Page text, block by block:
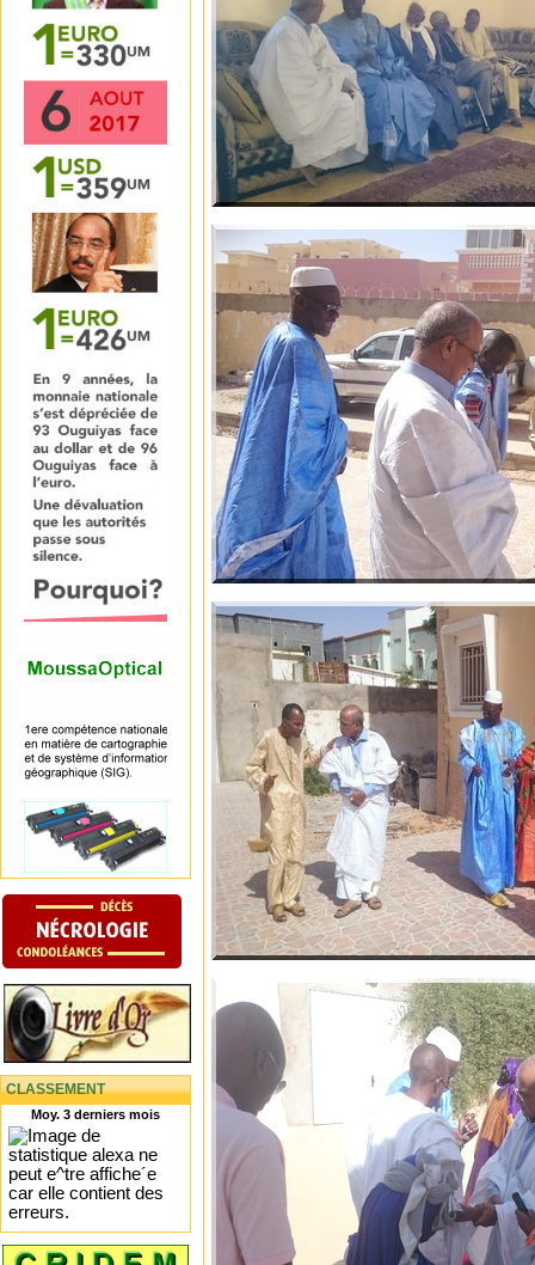
CLASSEMENT
Moy. 3 derniers mois